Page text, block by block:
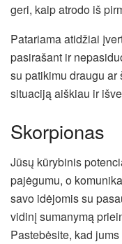
geri, kaip atrodo iš
Patariama atidžiai
pasirašant ir
su patikimu draugu
situaciją aiškiau ir
Skorpionas
Jūsų kūrybinis
pajėgumu, o
savo idėjomis su
vidinį sumanymą
Pastebėsite, kad